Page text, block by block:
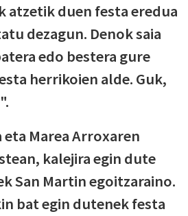
atzetik duen festa eredua
dezagun. Denok saia
edo bestera gure
herrikoien alde. Guk,
Marea Arroxaren
kalejira egin dute
San Martin egoitzaraino.
bat egin dutenek festa